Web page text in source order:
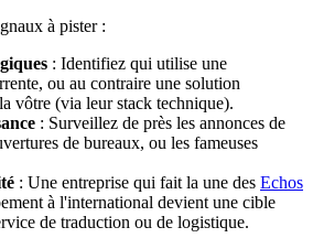
à pister :
: Identifiez qui utilise une
ou au contraire une solution
vôtre (via leur stack technique).
: Surveillez de près les annonces de
de bureaux, ou les fameuses
: Une entreprise qui fait la une des Echos
à l'international devient une cible
de traduction ou de logistique.